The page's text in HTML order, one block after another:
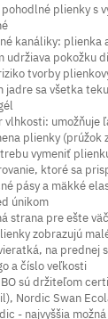
plienky s
kanáliky: plienka
udržiava pokožku
tvorby
jadre sa všetka
vlhkosti: umožňuje
plienky (prúžok
vymeniť
ktoré sa
pásy a mäkké
únikom
strana pre ešte
zobrazujú
na prednej
a číslo veľkosti
sú držiteľom
Nordic Swan
- najvyššia